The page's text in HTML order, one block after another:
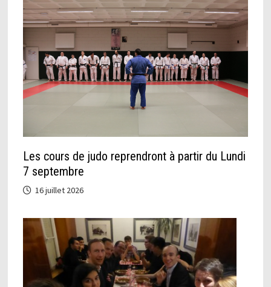
Les cours de judo reprendront à partir du Lundi
7 septembre
16 juillet 2026